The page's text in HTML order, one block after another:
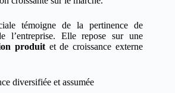
témoigne de la pertinence de
l’entreprise. Elle repose sur une
produitet de croissance externe
diversifiée et assumée